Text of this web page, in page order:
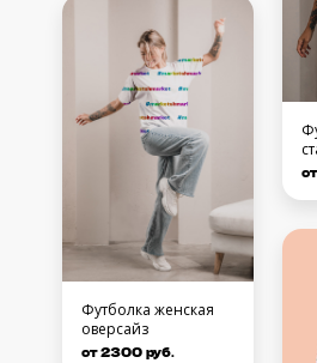
Футболка женская
оверсайз
от 2300 руб.